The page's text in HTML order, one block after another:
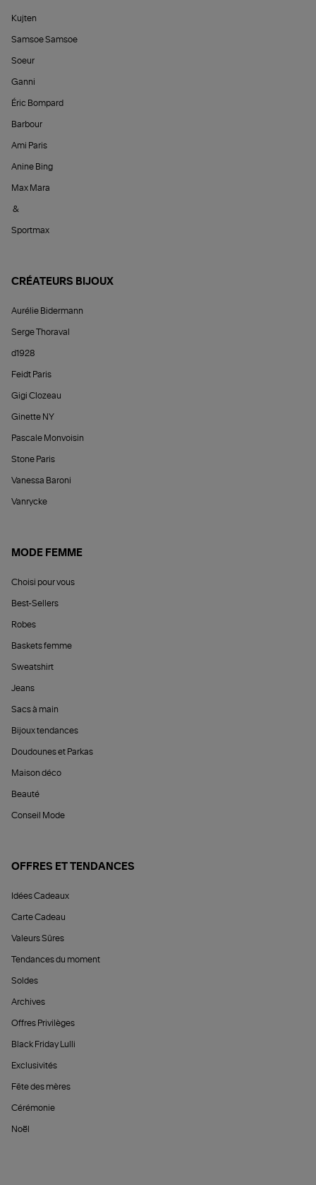
Kujten
Samsoe Samsoe
Soeur
Ganni
Éric Bompard
Barbour
Ami Paris
Anine Bing
Max Mara
&
Sportmax
CRÉATEURS BIJOUX
Aurélie Bidermann
Serge Thoraval
d1928
Feidt Paris
Gigi Clozeau
Ginette NY
Pascale Monvoisin
Stone Paris
Vanessa Baroni
Vanrycke
MODE FEMME
Choisi pour vous
Best-Sellers
Robes
Baskets femme
Sweatshirt
Jeans
Sacs à main
Bijoux tendances
Doudounes et Parkas
Maison déco
Beauté
Conseil Mode
OFFRES ET TENDANCES
Idées Cadeaux
Carte Cadeau
Valeurs Sûres
Tendances du moment
Soldes
Archives
Offres Privilèges
Black Friday Lulli
Exclusivités
Fête des mères
Cérémonie
Noël